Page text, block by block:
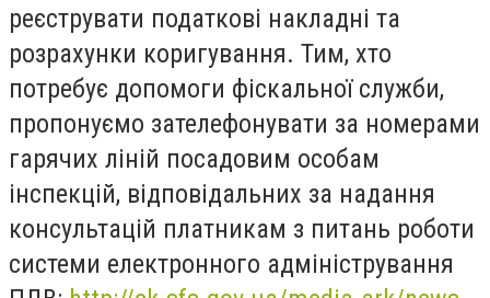
реєструвати податкові накладні та
розрахунки коригування. Тим, хто
потребує допомоги фіскальної служби,
пропонуємо зателефонувати за номерами
гарячих ліній посадовим особам
інспекцій, відповідальних за надання
консультацій платникам з питань роботи
системи електронного адміністрування